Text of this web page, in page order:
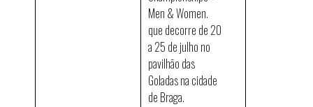
Men & Women.
que decorre de 20
a 25 de julho no
pavilhão das
Goladas na cidade
de Braga.